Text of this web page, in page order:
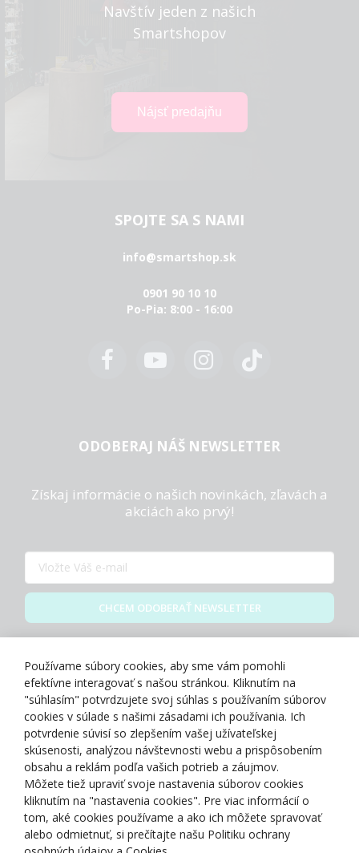
Navštív jeden z našich
Smartshopov
SPOJTE SA S NAMI
info@smartshop.sk
0901 90 10 10
Po-Pia: 8:00 - 16:00
ODOBERAJ NÁŠ NEWSLETTER
Získaj informácie o našich novinkách, zľavách a
akciách ako prvý!
CHCEM ODOBERAŤ NEWSLETTER
O NÁS
NAKUPOVANIE
ZÁKAZNÍCKA ZÓNA
Používame súbory cookies, aby sme vám pomohli
efektívne interagovať s našou stránkou. Kliknutím na
"súhlasím" potvrdzujete svoj súhlas s používaním súborov
cookies v súlade s našimi zásadami ich používania. Ich
potvrdenie súvisí so zlepšením vašej užívateľskej
skúsenosti, analýzou návštevnosti webu a prispôsobením
obsahu a reklám podľa vašich potrieb a záujmov.
Môžete tiež upraviť svoje nastavenia súborov cookies
kliknutím na "nastavenia cookies". Pre viac informácií o
tom, aké cookies používame a ako ich môžete spravovať
alebo odmietnuť, si prečítajte našu Politiku ochrany